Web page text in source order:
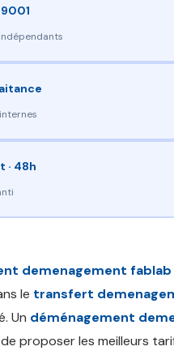
· 48h
demenagement fablab
le transfert
Un déménagement
proposer les meilleurs